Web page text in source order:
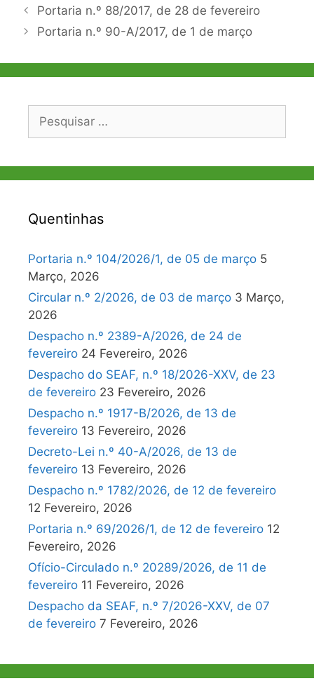
Navegação
de
Portaria n.º 88/2017, de 28 de fevereiro
Portaria n.º 90-A/2017, de 1 de março
Pesquisar
Quentinhas
Portaria n.º 104/2026/1, de 05 de março 5
Março, 2026
Circular n.º 2/2026, de 03 de março 3 Março,
2026
Despacho n.º 2389-A/2026, de 24 de
fevereiro 24 Fevereiro, 2026
Despacho do SEAF, n.º 18/2026-XXV, de 23
de fevereiro 23 Fevereiro, 2026
Despacho n.º 1917-B/2026, de 13 de
fevereiro 13 Fevereiro, 2026
Decreto-Lei n.º 40-A/2026, de 13 de
fevereiro 13 Fevereiro, 2026
Despacho n.º 1782/2026, de 12 de fevereiro
12 Fevereiro, 2026
Portaria n.º 69/2026/1, de 12 de fevereiro 12
Fevereiro, 2026
Ofício-Circulado n.º 20289/2026, de 11 de
fevereiro 11 Fevereiro, 2026
Despacho da SEAF, n.º 7/2026-XXV, de 07
de fevereiro 7 Fevereiro, 2026